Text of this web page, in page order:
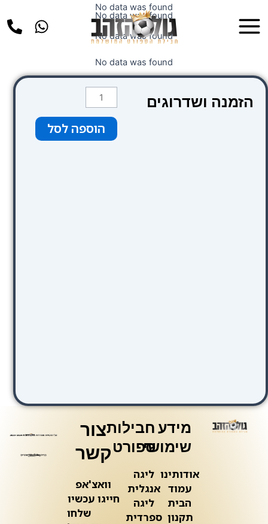
לתוכן
Menu
No data was found
No data was found
No data was found
No data was found
הזמנה ושדרוגים
כמות
של
שדרוג
למלון
הוספה לסל
מידע
שימושי
אודותינו
עמוד
הבית
תקנון
חבילות
ספורט
ליגה
אנגלית
ליגה
ספרדית
צור
קשר
וואצ'אפ
חייגו עכשיו
שלחו